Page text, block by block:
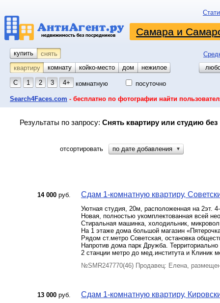
Самара и
купить снять
квартиру
комнату койко-место дом гараж
участок
нежилое
С 1 2 3 4+ комнатную посуточно
Search4Faces.com - бесплатно по фотографии найти
Результаты по запросу: Снять квартиру или студию
отсортировать по дате добавления ▼
14 000 руб. Сдам 1-комнатную квартиру,
Уютная студия, 20м, расположенная на 2эт.
Новая, полностью укомплектованная всей
Стиральная машинка, холодильник,
На 1 этаже дома большой магазин
Рядом ст.метро Советская, остановка
Напротив дома парк Дружба.
2 станции метро до мед.института и Клиник
№SMR247770(46) Продавец: Елена,
13 000 руб. Сдам 1-комнатную квартиру,